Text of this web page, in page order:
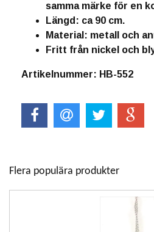
samma märke för en
Längd: ca 90 cm.
Material: metall och
Fritt från nickel och
Artikelnummer: HB-552
Flera populära produkter